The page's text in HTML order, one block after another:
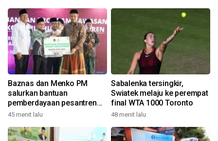
Baznas dan Menko PM
salurkan bantuan
pemberdayaan pesantren
Gresik
45 menit lalu
Sabalenka tersingkir,
Swiatek melaju ke perempat
final WTA 1000 Toronto
48 menit lalu